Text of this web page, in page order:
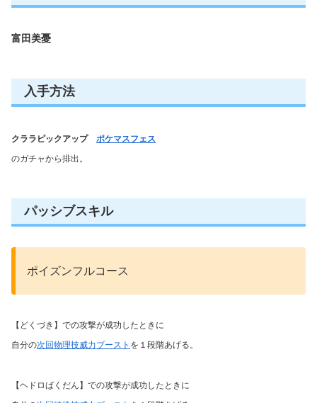
富田美憂
入手方法
クララピックアップ ポケマスフェス
のガチャから排出。
パッシブスキル
ポイズンフルコース
【どくづき】での攻撃が成功したときに
自分の次回物理技威力ブースト を１段階あげる。
【ヘドロばくだん】での攻撃が成功したときに